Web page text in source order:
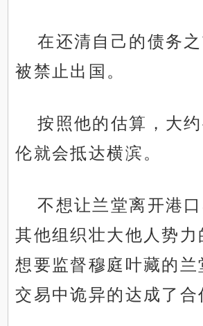
在还清自己的债务
被禁止出国。
按照他的估算，大
伦就会抵达横滨。
不想让兰堂离开港
其他组织壮大他人势力
想要监督穆庭叶藏的兰
交易中诡异的达成了合